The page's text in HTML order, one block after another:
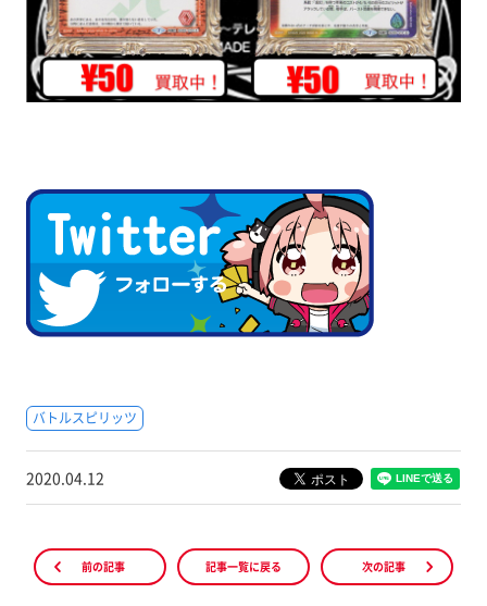
バトルスピリッツ
2020.04.12
前の記事 記事一覧に戻る 次の記事